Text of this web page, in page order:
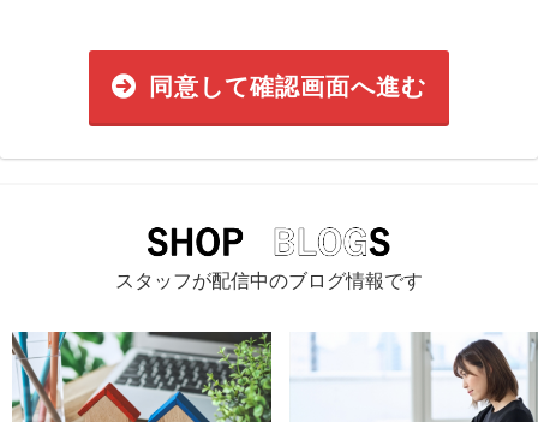
同意して確認画面へ進む
スタッフが配信中のブログ情報です